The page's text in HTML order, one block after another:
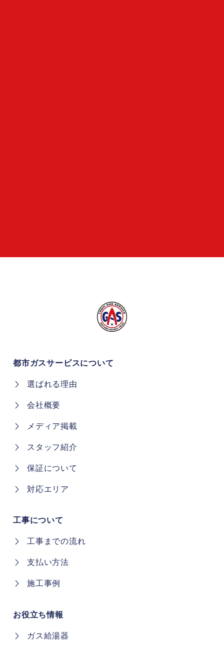
対応エリア
都市ガスサービスについて
選ばれる理由
会社概要
メディア掲載
スタッフ紹介
保証について
お役立ち情報
ガス給湯器
工事までの流れ
施工事例
支払い方法
工事について